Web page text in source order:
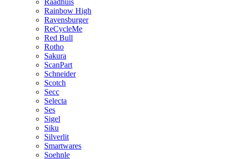
Raadhuis
Rainbow High
Ravensburger
ReCycleMe
Red Bull
Rotho
Sakura
ScanPart
Schneider
Scotch
Secc
Selecta
Ses
Sigel
Siku
Silverlit
Smartwares
Soehnle